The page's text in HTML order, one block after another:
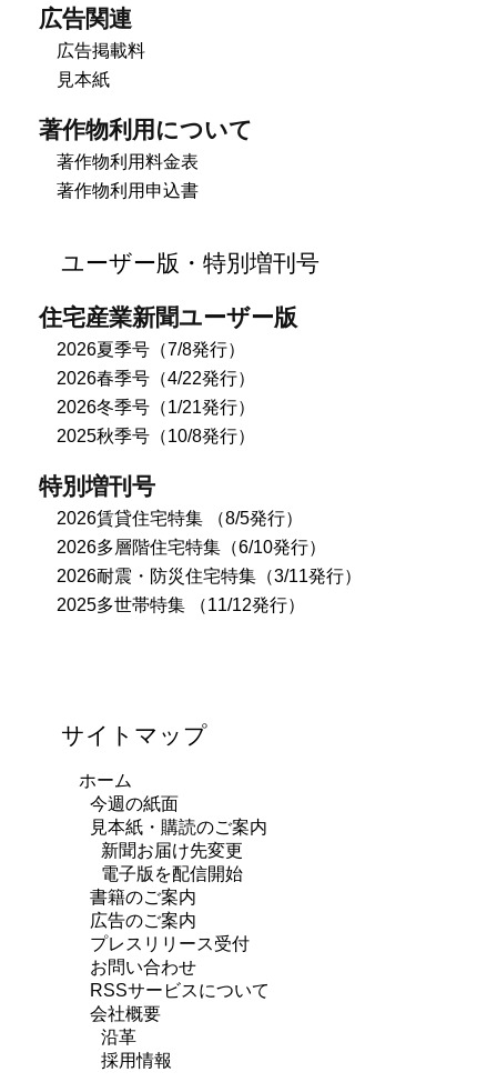
広告関連
広告掲載料
見本紙
著作物利用について
著作物利用料金表
著作物利用申込書
ユーザー版・特別増刊号
住宅産業新聞ユーザー版
2026夏季号（7/8発行）
2026春季号（4/22発行）
2026冬季号（1/21発行）
2025秋季号（10/8発行）
特別増刊号
2026賃貸住宅特集 （8/5発行）
2026多層階住宅特集（6/10発行）
2026耐震・防災住宅特集（3/11発行）
2025多世帯特集 （11/12発行）
サイトマップ
ホーム
今週の紙面
見本紙・購読のご案内
新聞お届け先変更
電子版を配信開始
書籍のご案内
広告のご案内
プレスリリース受付
お問い合わせ
RSSサービスについて
会社概要
沿革
採用情報